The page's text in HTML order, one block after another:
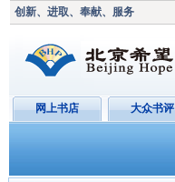
创新、进取、奉献、服务
网上书店 大众书评